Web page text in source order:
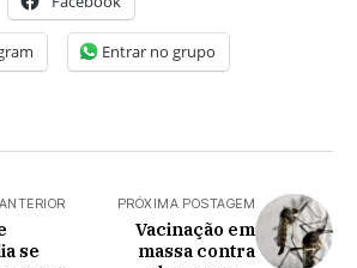
Entrar no grupo
se
PRÓXIMA POSTAGEM
Vacinação em
massa contra